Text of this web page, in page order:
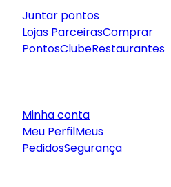
Juntar pontos
Lojas ParceirasComprar
PontosClubeRestaurantes
Minha conta
Meu PerfilMeus
PedidosSegurança